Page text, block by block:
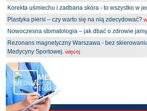
Korekta uśmiechu i zadbana skóra - to wszystko w
Plastyka piersi – czy warto się na nią zdecydować?
Nowoczesna stomatologia – jak dbać o zdrowie
Rezonans magnetyczny Warszawa - bez
Medycyny Sportowej. więcej
MEDserwis.pl - Ogólnopolski
1684 obserwujących